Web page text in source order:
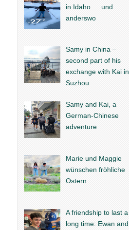
in Idaho … und
anderswo
Samy in China –
second part of his
exchange with Kai in
Suzhou
Samy and Kai, a
German-Chinese
adventure
Marie und Maggie
wünschen fröhliche
Ostern
A friendship to last a
long time: Ewan and